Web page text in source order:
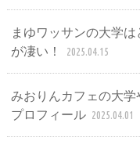
まゆワッサンの大学
が凄い！
2025.04.15
みおりんカフェの大
プロフィール 2025.04.01